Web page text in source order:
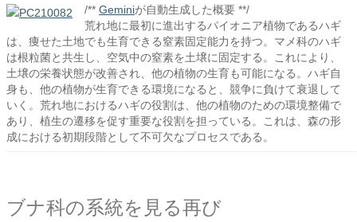
/** Geminiが自動生成した概要 **/
荒れ地に最初に進出するパイオニア植物であるハギ
は、痩せた土地でも生育できる窒素固定能力を持つ。マメ科のハギ
は根粒菌と共生し、空気中の窒素を土壌に固定する。これにより、
土壌の栄養状態が改善され、他の植物の生育も可能になる。ハギ自
身も、他の植物が生育できる環境になると、競争に負けて衰退して
いく。荒れ地におけるハギの役割は、他の植物のための環境整備で
あり、植生の遷移を促す重要な役割を担っている。これは、森の形
成における初期段階として不可欠なプロセスである。
ブナ科の系統を見る再び